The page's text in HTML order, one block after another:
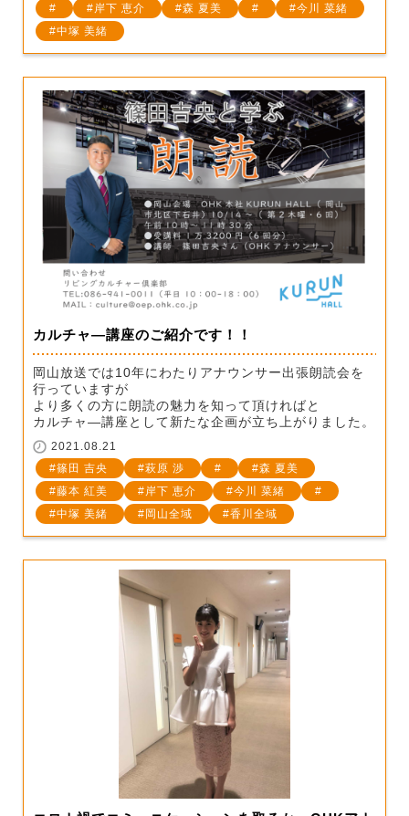
岸下 恵介
森 夏美
今川 菜緒
中塚 美緒
カルチャ―講座のご紹介です！！
岡山放送では10年にわたりアナウンサー出張朗読会を
行っていますが
より多くの方に朗読の魅力を知って頂ければと
カルチャ―講座として新たな企画が立ち上がりました。
2021.08.21
篠田 吉央
萩原 渉
森 夏美
藤本 紅美
岸下 恵介
今川 菜緒
中塚 美緒
岡山全域 香川全域